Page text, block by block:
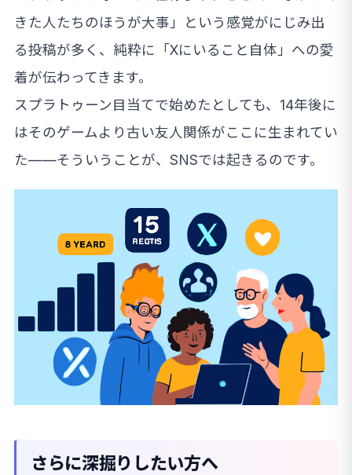
きた人たちのほうが大事」という感覚がにじみ出
る投稿が多く、純粋に「Xにいること自体」への愛
着が伝わってきます。
スプラトゥーン目当てで始めたとしても、14年後に
はそのゲームより古い友人関係がここに生まれてい
た——そういうことが、SNSでは起きるのです。
さらに深掘りしたい方へ